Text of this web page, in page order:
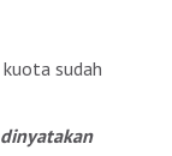
sudah